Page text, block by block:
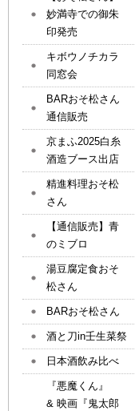
妙満寺での御朱
印発売
キボウノチカラ
同窓会
BARおそ松さん
通信販売
京まふ2025白糸
酒造ブース出店
精進料理おそ松
さん
【通信販売】青
のミブロ
湯豆腐定食おそ
松さん
BARおそ松さん
酒と刀in壬生菜祭
日本酒飲み比べ
『悪魔くん』
& 映画『鬼太郎